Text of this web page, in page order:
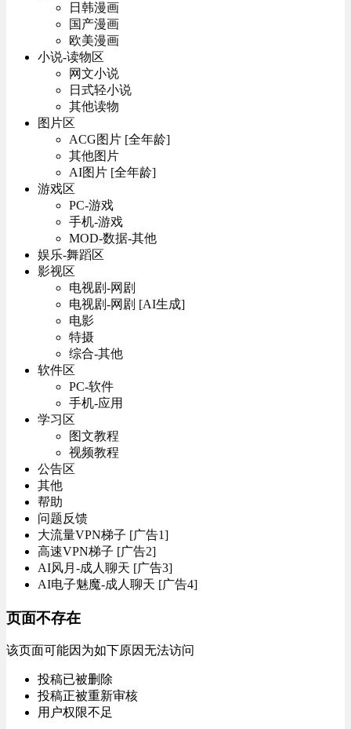
日韩漫画
国产漫画
欧美漫画
小说-读物区
网文小说
日式轻小说
其他读物
图片区
ACG图片 [全年龄]
其他图片
AI图片 [全年龄]
游戏区
PC-游戏
手机-游戏
MOD-数据-其他
娱乐-舞蹈区
影视区
电视剧-网剧
电视剧-网剧 [AI生成]
电影
特摄
综合-其他
软件区
PC-软件
手机-应用
学习区
图文教程
视频教程
公告区
其他
帮助
问题反馈
大流量VPN梯子 [广告1]
高速VPN梯子 [广告2]
AI风月-成人聊天 [广告3]
AI电子魅魔-成人聊天 [广告4]
页面不存在
该页面可能因为如下原因无法访问
投稿已被删除
投稿正被重新审核
用户权限不足